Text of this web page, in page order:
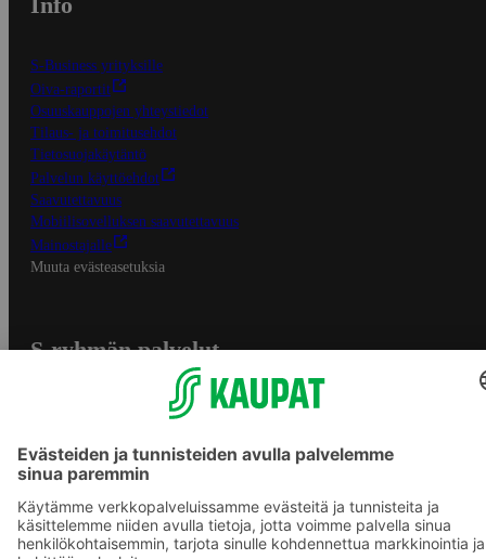
S-Business yrityksille
Oiva-raportit
Osuuskauppojen yhteystiedot
Tilaus- ja toimitusehdot
Tietosuojakäytäntö
Palvelun käyttöehdot
Saavutettavuus
Mobiilisovelluksen saavutettavuus
Mainostajalle
Muuta evästeasetuksia
S-ryhmän palvelut
Yhteishyvä Ruoka -sovellus
S-ostoslista -sovellus
Prisma.fi
Sokos.fi